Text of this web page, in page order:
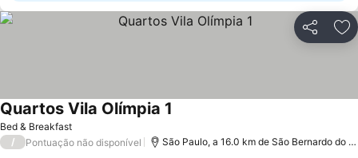
Partilhar
Bed & Breakfast
Quartos Vila Olímpia 1
/ Pontuação não disponível São Paulo, a 16.0 km de São Bernardo do Campo